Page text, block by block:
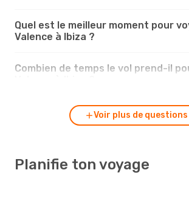
Quel est le meilleur moment pour
Valence à Ibiza ?
Combien de temps le vol prend-il
Voir plus de questions
Planifie ton voyage